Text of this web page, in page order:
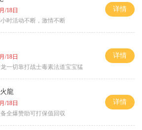
/18日
小时活动不断，激情不断
详情
/18日
一切靠打战士毒素法道宝宝猛
详情
龍
/18日
全爆赞助可打保值回収
详情